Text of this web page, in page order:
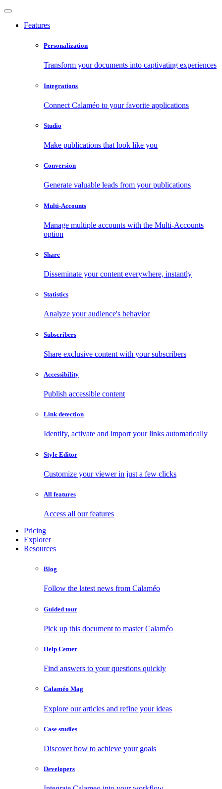
Features
Personalization
Transform your documents into captivating experiences
Integrations
Connect Calaméo to your favorite applications
Studio
Make publications that look like you
Conversion
Generate valuable leads from your publications
Multi-Accounts
Manage multiple accounts with the Multi-Accounts
option
Share
Disseminate your content everywhere, instantly
Statistics
Analyze your audience's behavior
Subscribers
Share exclusive content with your subscribers
Accessibility
Publish accessible content
Link detection
Identify, activate and import your links automatically
Style Editor
Customize your viewer in just a few clicks
All features
Access all our features
Pricing
Explorer
Resources
Blog
Follow the latest news from Calaméo
Guided tour
Pick up this document to master Calaméo
Help Center
Find answers to your questions quickly
Calaméo Mag
Explore our articles and refine your ideas
Case studies
Discover how to achieve your goals
Developers